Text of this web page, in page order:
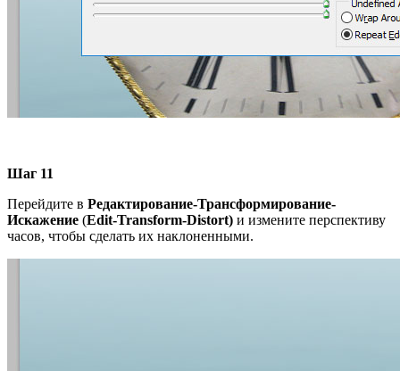
Шаг 11
Перейдите в Редактирование-Трансформирование-
Искажение (Edit-Transform-Distort) и измените перспективу
часов, чтобы сделать их наклоненными.